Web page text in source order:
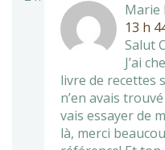
Marie
13 h
Salut
J’ai
livre de recettes
n’en avais
vais essayer de
là, merci